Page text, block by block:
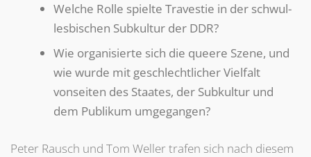
Welche Rolle spielte Travestie in der schwul-
lesbischen Subkultur der DDR?
Wie organisierte sich die queere Szene, und
wie wurde mit geschlechtlicher Vielfalt
vonseiten des Staates, der Subkultur und
dem Publikum umgegangen?
Peter Rausch und Tom Weller trafen sich nach diesem